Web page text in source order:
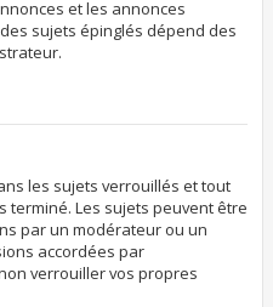
et les annonces
sujets épinglés dépend des
les sujets verrouillés et tout
terminé. Les sujets peuvent être
par un modérateur ou un
accordées par
verrouiller vos propres